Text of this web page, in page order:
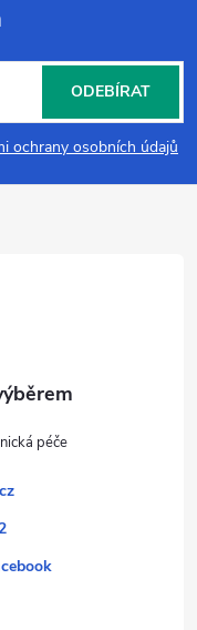
ochrany osobních údajů
ODEBÍRAT